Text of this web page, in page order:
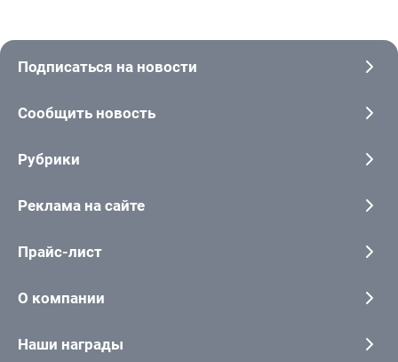
Подписаться на новости
Сообщить новость
Рубрики
Реклама на сайте
Прайс-лист
О компании
Наши награды